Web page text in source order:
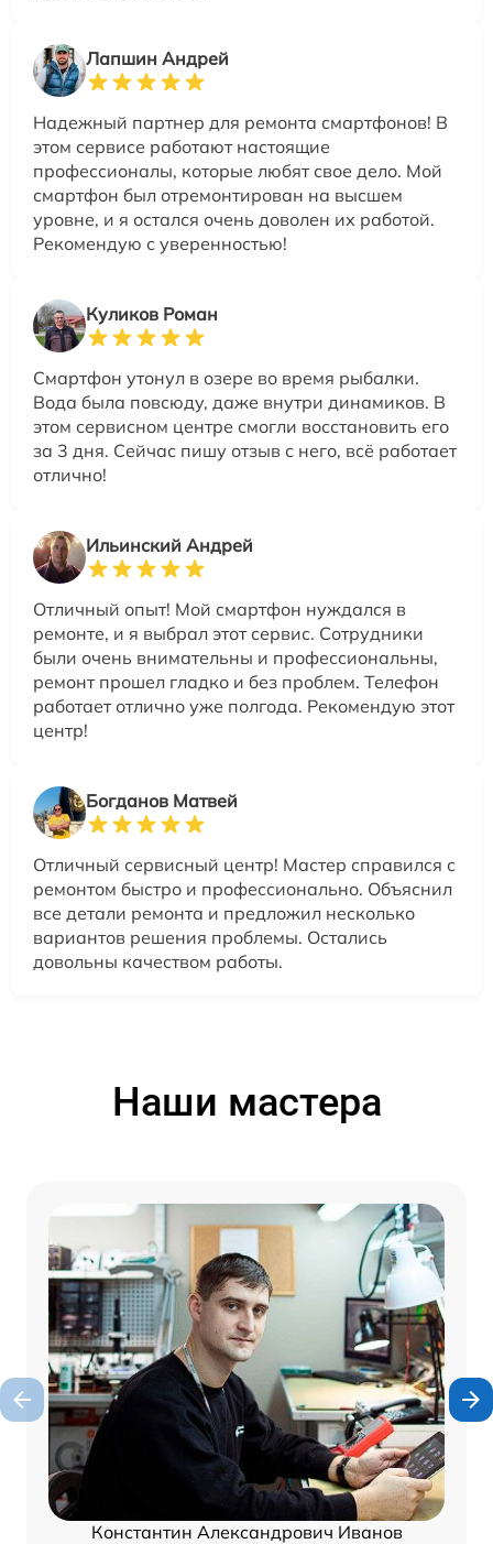
Лапшин Андрей
Надежный партнер для ремонта смартфонов! В
этом сервисе работают настоящие
профессионалы, которые любят свое дело. Мой
смартфон был отремонтирован на высшем
уровне, и я остался очень доволен их работой.
Рекомендую с уверенностью!
Куликов Роман
Смартфон утонул в озере во время рыбалки.
Вода была повсюду, даже внутри динамиков. В
этом сервисном центре смогли восстановить его
за 3 дня. Сейчас пишу отзыв с него, всё работает
отлично!
Ильинский Андрей
Отличный опыт! Мой смартфон нуждался в
ремонте, и я выбрал этот сервис. Сотрудники
были очень внимательны и профессиональны,
ремонт прошел гладко и без проблем. Телефон
работает отлично уже полгода. Рекомендую этот
центр!
Богданов Матвей
Отличный сервисный центр! Мастер справился с
ремонтом быстро и профессионально. Объяснил
все детали ремонта и предложил несколько
вариантов решения проблемы. Остались
довольны качеством работы.
Наши мастера
Константин Александрович Иванов